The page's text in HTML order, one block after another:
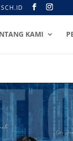
KAMI